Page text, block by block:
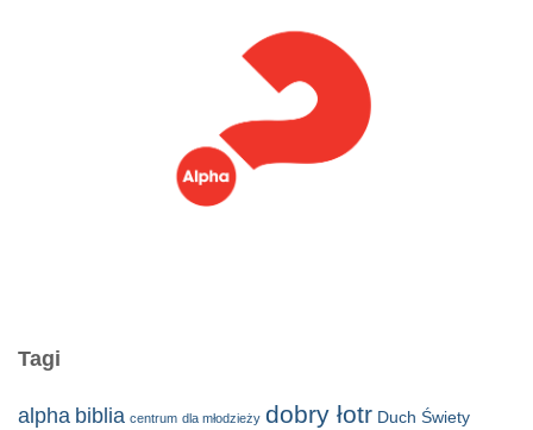
Tagi
alpha biblia centrum dla młodzieży dobry łotr Duch Świety